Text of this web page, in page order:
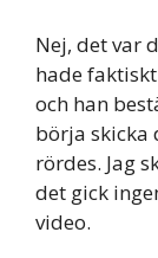
Nej, det var
hade
och han
börja skicka
rördes. Jag
det gick
video.